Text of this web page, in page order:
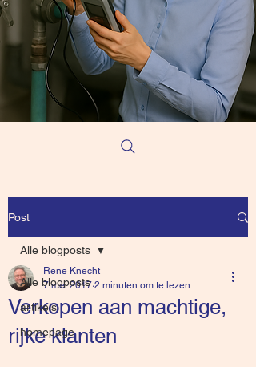
Post
Alle blogposts
artikels
homepage
Alle blogposts
Verkopen aan machtige,
rijke klanten
Rene Knecht
7 mei 2017 2 minuten om te lezen